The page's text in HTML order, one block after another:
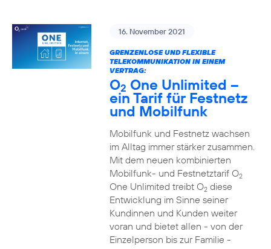
16. November 2021
GRENZENLOSE UND FLEXIBLE
TELEKOMMUNIKATION IN EINEM
VERTRAG:
O2 One Unlimited –
ein Tarif für Festnetz
und Mobilfunk
Mobilfunk und Festnetz wachsen
im Alltag immer stärker zusammen.
Mit dem neuen kombinierten
Mobilfunk- und Festnetztarif O2
One Unlimited treibt O2diese
Entwicklung im Sinne seiner
Kundinnen und Kunden weiter
voran und bietet allen - von der
Einzelperson bis zur Familie -